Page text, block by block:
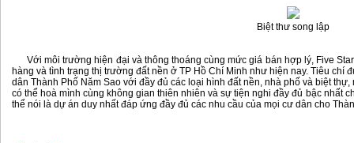
Biệt thư song lập
Với môi trường hiện đại và thông thoáng cùng mức giá bán hợp lý, Five
hàng và tình trạng thị trường đất nền ở TP Hồ Chí Minh như hiện nay. Tiêu
dân Thành Phố Năm Sao với đầy đủ các loại hình đất nền, nhà phố và biệt
có thể hoà mình cùng không gian thiên nhiên và sự tiện nghi đầy đủ bậc nhất
thể nói là dự án duy nhất đáp ứng đầy đủ các nhu cầu của mọi cư dân cho